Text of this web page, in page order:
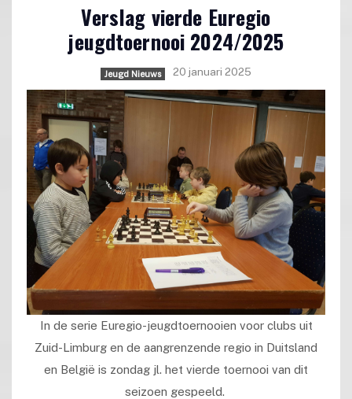
Verslag vierde Euregio
jeugdtoernooi 2024/2025
Jeugd Nieuws 20 januari 2025
In de serie Euregio-jeugdtoernooien voor clubs uit
Zuid-Limburg en de aangrenzende regio in Duitsland
en België is zondag jl. het vierde toernooi van dit
seizoen gespeeld.